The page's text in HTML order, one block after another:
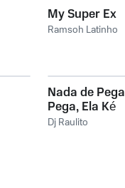
My Super Ex
Ramsoh Latinho
Nada de Pega
Pega, Ela Ké
Cavucadinha
Dj Raulito